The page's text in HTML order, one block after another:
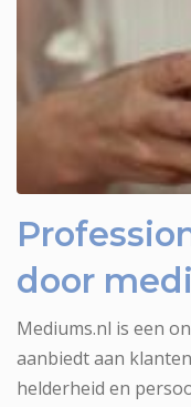
door
Mediums.nl is een
aanbiedt aan
helderheid en